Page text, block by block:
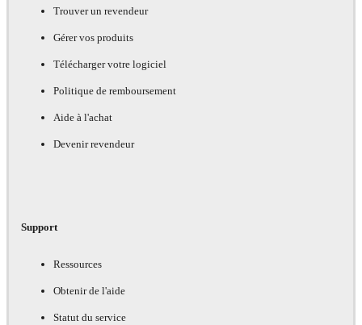
Trouver un revendeur
Gérer vos produits
Télécharger votre logiciel
Politique de remboursement
Aide à l'achat
Devenir revendeur
Support
Ressources
Obtenir de l'aide
Statut du service